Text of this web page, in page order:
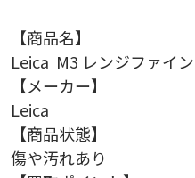
【商品名】
Leica M3 レンジファイ
【メーカー】
Leica
【商品状態】
傷や汚れあり